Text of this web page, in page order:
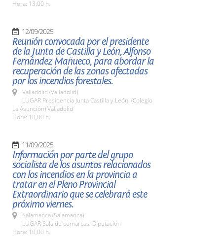
Hora: 13:00 h.
12/09/2025
Reunión convocada por el presidente
de la Junta de Castilla y León, Alfonso
Fernández Mañueco, para abordar la
recuperación de las zonas afectadas
por los incendios forestales.
Valladolid (Valladolid)
LUGAR Presidencia Junta Castilla y León. (Colegio
La Asunción) Valladolid
Hora: 10,00 h.
11/09/2025
Información por parte del grupo
socialista de los asuntos relacionados
con los incendios en la provincia a
tratar en el Pleno Provincial
Extraordinario que se celebrará este
próximo viernes.
Salamanca (Salamanca)
LUGAR Sala de comarcas. Diputación
Hora: 10,00 h.